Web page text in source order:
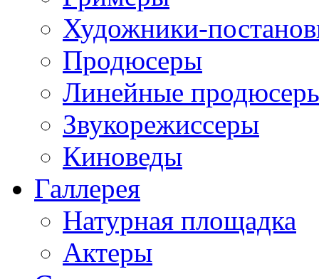
Художники-
Продюсеры
Линейные
Звукорежиссеры
Киноведы
Галлерея
Натурная площадка
Актеры